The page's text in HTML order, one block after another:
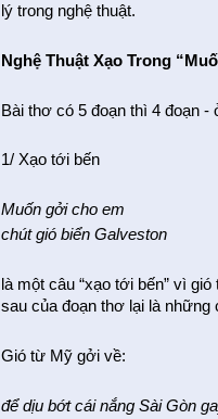
lý trong nghệ thuật.
Nghệ Thuật Xạo Trong
Bài thơ có 5 đoạn thì 4 đoạn
1/ Xạo tới bến
Muốn gởi cho em
chút gió biển Galveston
là một câu “xạo tới bến” vì
sau của đoạn thơ lại là những
Gió từ Mỹ gởi về:
để dịu bớt cái nắng Sài Gòn